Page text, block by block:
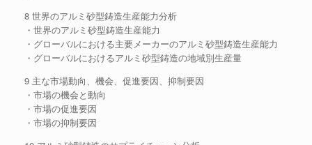
8 世界のアルミ砂型鋳造生産能力分析
・世界のアルミ砂型鋳造生産能力
・グローバルにおける主要メーカーのアルミ砂型鋳造生産能力
・グローバルにおけるアルミ砂型鋳造の地域別生産量
9 主な市場動向、機会、促進要因、抑制要因
・市場の機会と動向
・市場の促進要因
・市場の抑制要因